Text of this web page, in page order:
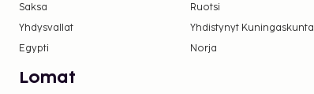
Saksa
Ruotsi
Yhdysvallat
Yhdistynyt Kuningaskunta
Egypti
Norja
Lomat